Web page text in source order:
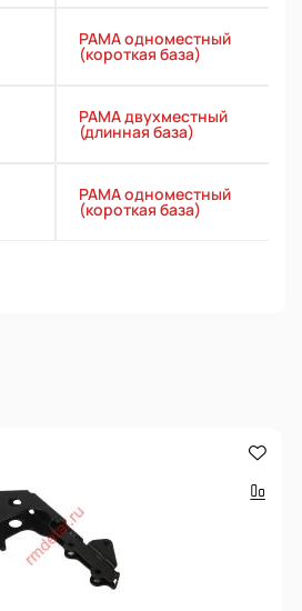
РАМА одноместный
(короткая база)
РАМА двухместный
(длинная база)
РАМА одноместный
(короткая база)